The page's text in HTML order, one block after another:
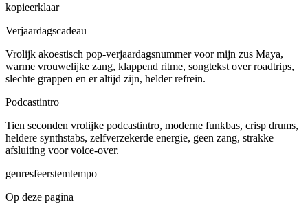
kopieerklaar
Verjaardagscadeau
Vrolijk akoestisch pop-verjaardagsnummer voor mijn zus Maya,
warme vrouwelijke zang, klappend ritme, songtekst over roadtrips,
slechte grappen en er altijd zijn, helder refrein.
Podcastintro
Tien seconden vrolijke podcastintro, moderne funkbas, crisp drums,
heldere synthstabs, zelfverzekerde energie, geen zang, strakke
afsluiting voor voice-over.
genresfeerstemtempo
Op deze pagina